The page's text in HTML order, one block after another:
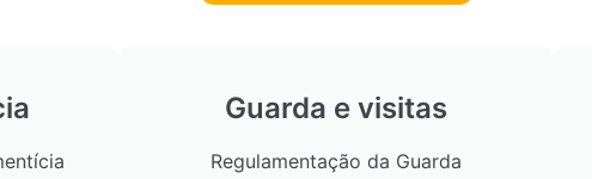
Guarda e visitas
Regulamentação da Guarda